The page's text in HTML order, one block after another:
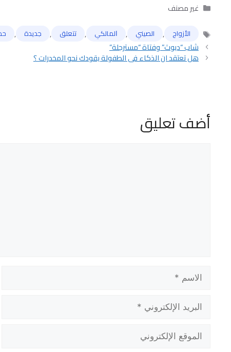
التصنيفات
غير مصنف
الوسومالأزواج , الصيني , ﺍﻟﻤﺎﻟﻜﻲ , تتعلق , جديدة ,
شاب “ديوث” وفتاة “مسترجلة”
هل تعتقد ان الذكاء فى الطفولة يقودك نحو المخدرات ؟
أضف تعليق
الاسم
البريد
الإلكتروني
الموقع
الإلكتروني